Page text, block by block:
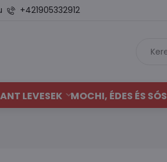
+421905332912
LEVESEK MOCHI, ÉDES ÉS SÓS